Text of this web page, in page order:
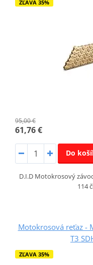
ZĽAVA 35%
95,00 €
61,76 €
Do
D.I.D Motokrosový
114
Motokrosová reťaz -
T3
ZĽAVA 35%